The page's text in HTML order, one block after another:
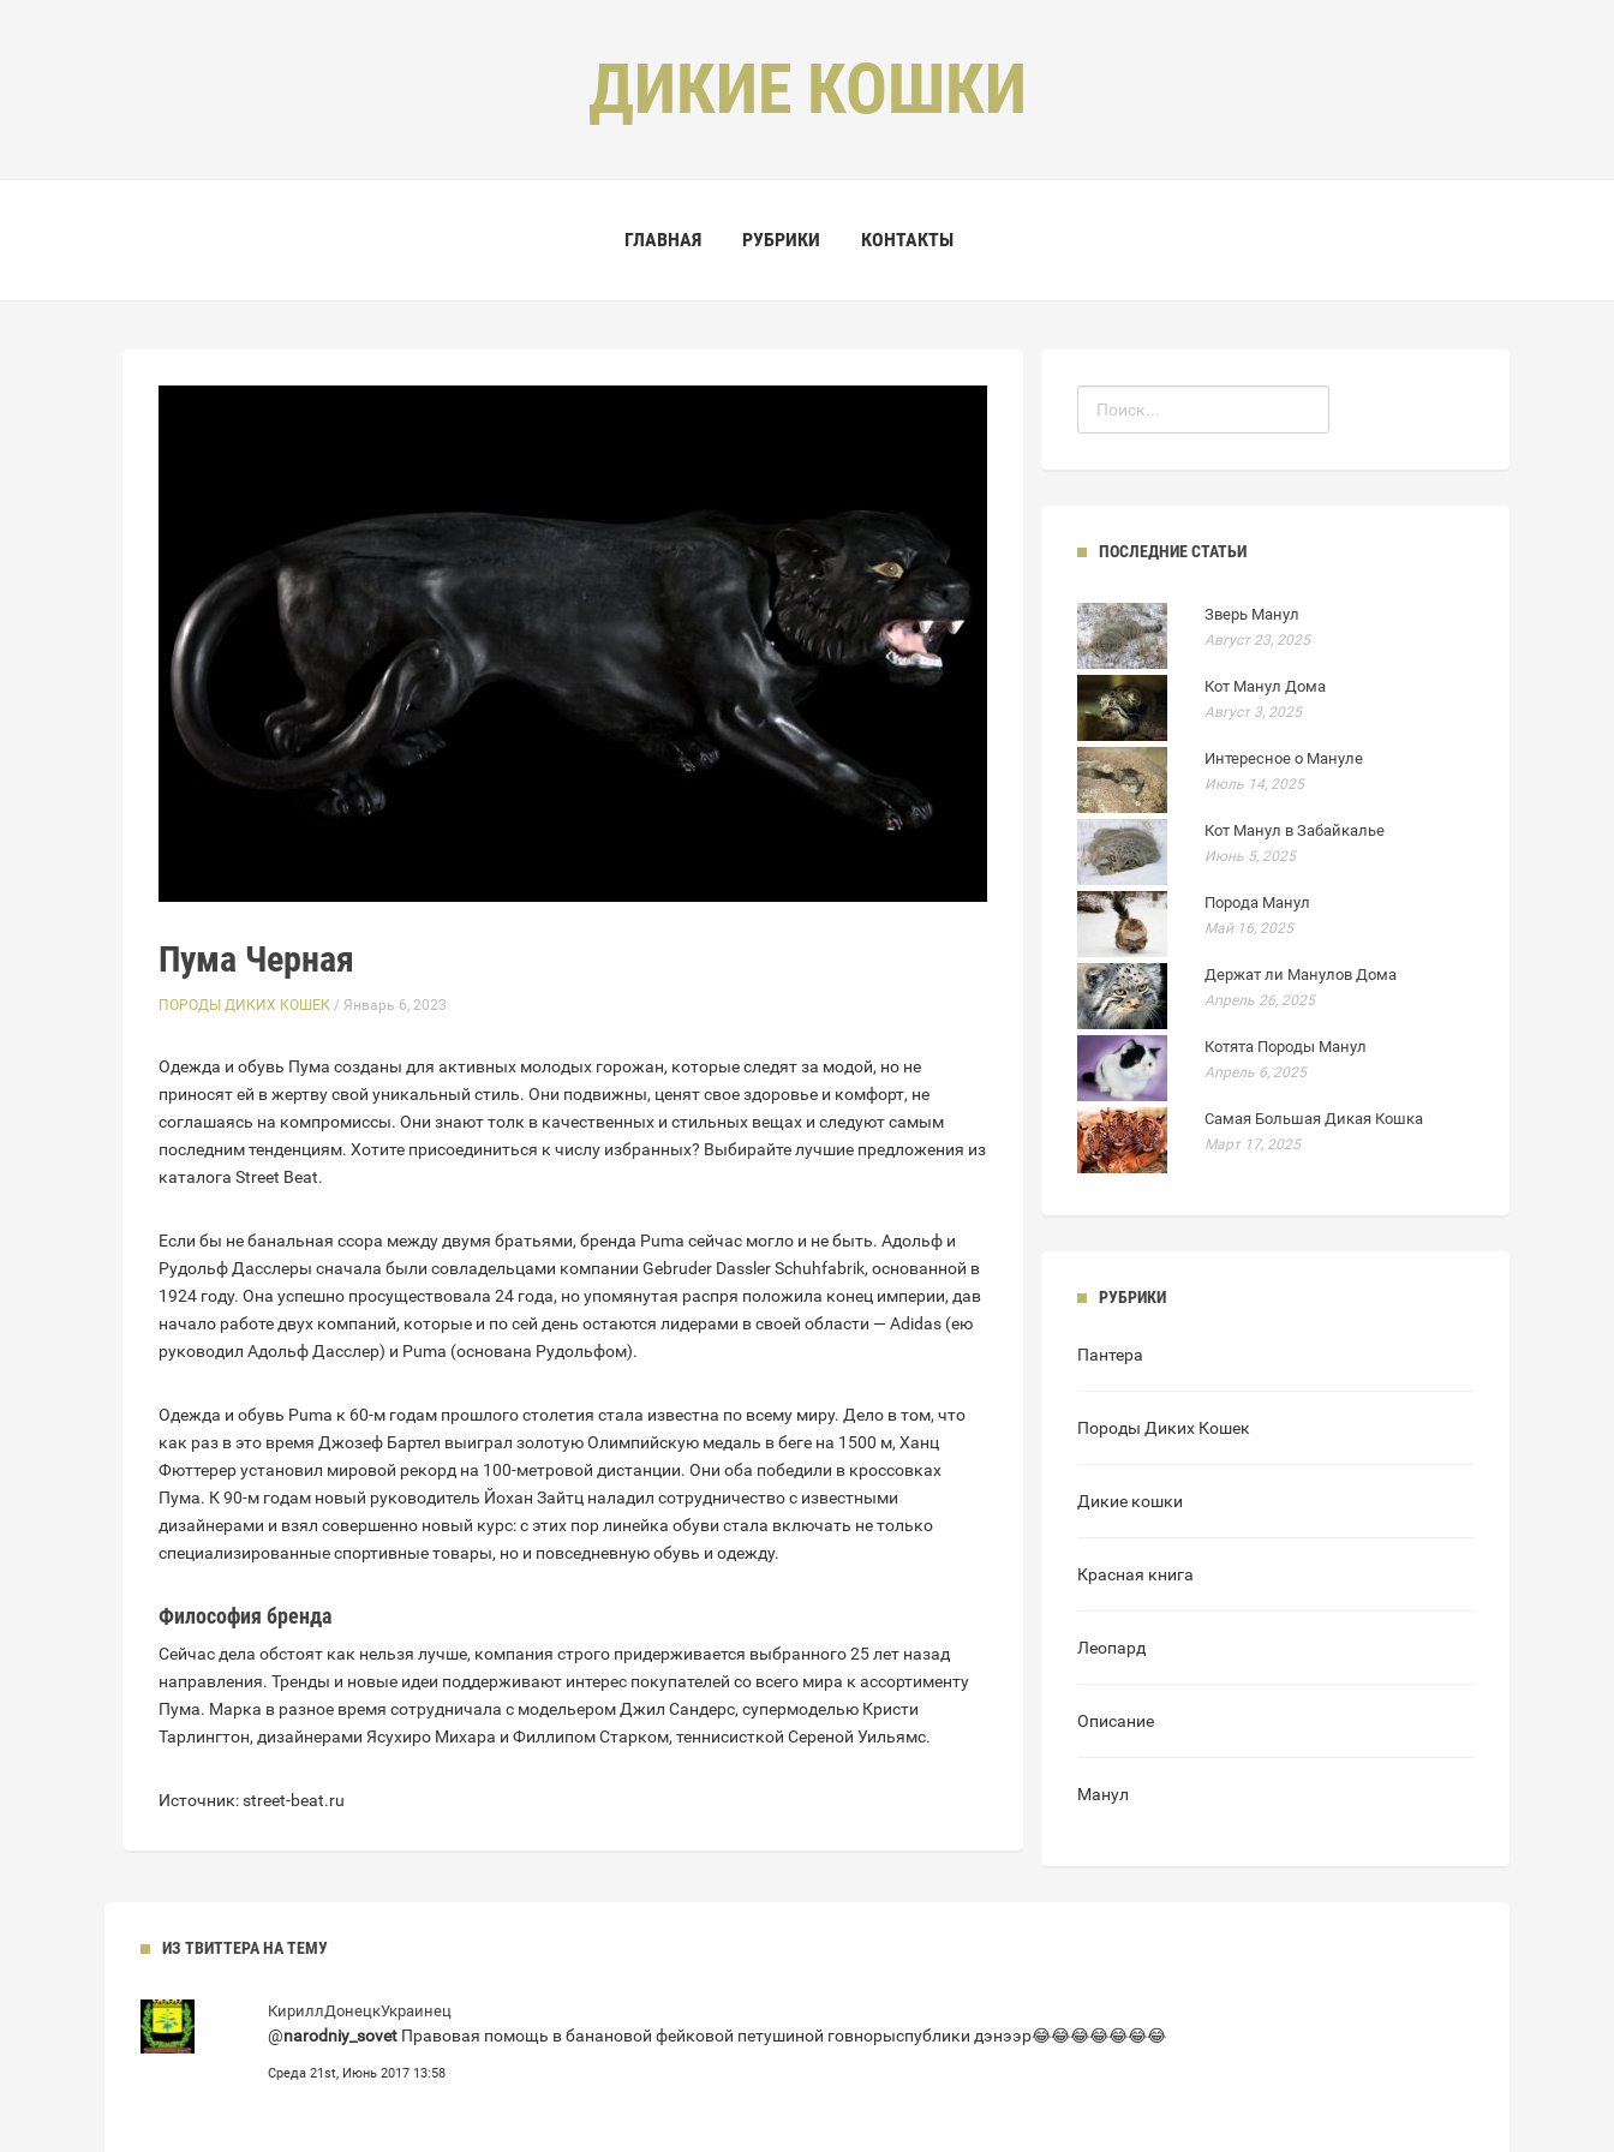
ДИКИЕ КОШКИ
ГЛАВНАЯ РУБРИКИ КОНТАКТЫ
Пума Черная
ПОРОДЫ ДИКИХ КОШЕК / Январь 6, 2023
Одежда и обувь Пума созданы для активных молодых горожан, которые следят за модой, но не
приносят ей в жертву свой уникальный стиль. Они подвижны, ценят свое здоровье и комфорт, не
соглашаясь на компромиссы. Они знают толк в качественных и стильных вещах и следуют самым
последним тенденциям. Хотите присоединиться к числу избранных? Выбирайте лучшие предложения из
каталога Street Beat.
Если бы не банальная ссора между двумя братьями, бренда Puma сейчас могло и не быть. Адольф и
Рудольф Дасслеры сначала были совладельцами компании Gebruder Dassler Schuhfabrik, основанной в
1924 году. Она успешно просуществовала 24 года, но упомянутая распря положила конец империи, дав
начало работе двух компаний, которые и по сей день остаются лидерами в своей области — Adidas (ею
руководил Адольф Дасслер) и Puma (основана Рудольфом).
Одежда и обувь Puma к 60-м годам прошлого столетия стала известна по всему миру. Дело в том, что
как раз в это время Джозеф Бартел выиграл золотую Олимпийскую медаль в беге на 1500 м, Ханц
Фюттерер установил мировой рекорд на 100-метровой дистанции. Они оба победили в кроссовках
Пума. К 90-м годам новый руководитель Йохан Зайтц наладил сотрудничество с известными
дизайнерами и взял совершенно новый курс: с этих пор линейка обуви стала включать не только
специализированные спортивные товары, но и повседневную обувь и одежду.
Философия бренда
Сейчас дела обстоят как нельзя лучше, компания строго придерживается выбранного 25 лет назад
направления. Тренды и новые идеи поддерживают интерес покупателей со всего мира к ассортименту
Пума. Марка в разное время сотрудничала с модельером Джил Сандерс, супермоделью Кристи
Тарлингтон, дизайнерами Ясухиро Михара и Филлипом Старком, теннисисткой Сереной Уильямс.
Источник: street-beat.ru
ПОСЛЕДНИЕ СТАТЬИ
Зверь Манул
Август 23, 2025
Кот Манул Дома
Август 3, 2025
Интересное о Мануле
Июль 14, 2025
Кот Манул в Забайкалье
Июнь 5, 2025
Порода Манул
Май 16, 2025
Держат ли Манулов Дома
Апрель 26, 2025
Котята Породы Манул
Апрель 6, 2025
Самая Большая Дикая Кошка
Март 17, 2025
РУБРИКИ
Пантера
Породы Диких Кошек
Дикие кошки
Красная книга
Леопард
Описание
Манул
ИЗ ТВИТТЕРА НА ТЕМУ
КириллДонецкУкраинец
@narodniy_sovet Правовая помощь в банановой фейковой петушиной говнорыспублики дэнээр😂😂😂😂😂😂😂
Среда 21st, Июнь 2017 13:58